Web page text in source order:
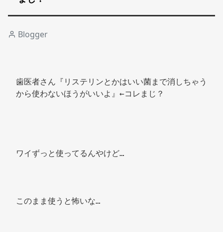
Blogger
歯医者さん『リステリンとかはいい菌まで消しちゃう
から使わないほうがいいよ』←コレまじ？
ワイずっと使ってるんやけど…
このまま使うと怖いな…